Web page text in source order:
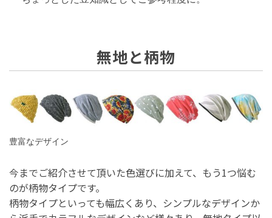
無地と柄物
豊富なデザイン
今までご紹介させて頂いた色選びに加えて、もう1つ悩む
のが柄物タイプです。
柄物タイプといっても幅広くあり、シンプルなデザインか